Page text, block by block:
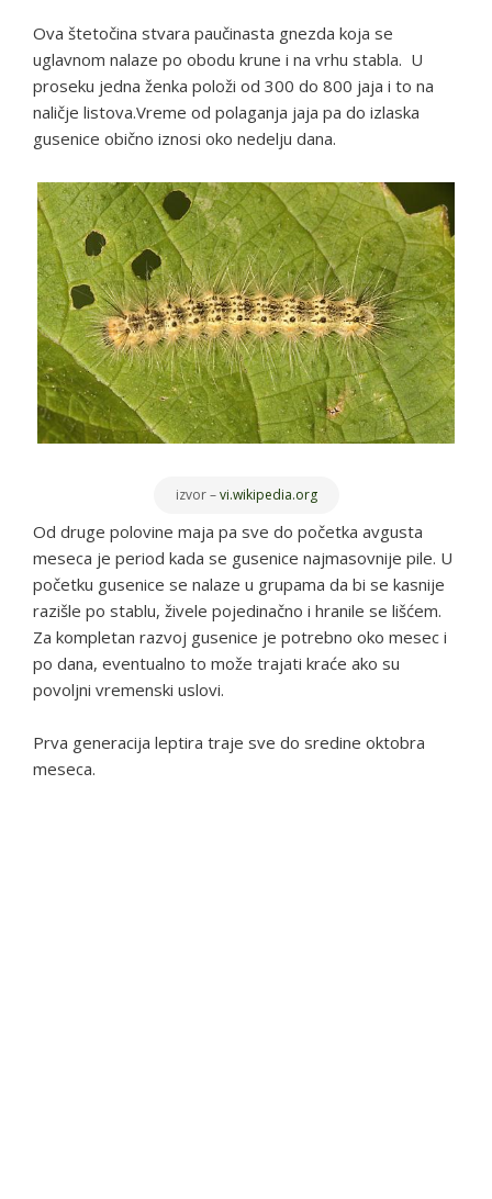
Ova štetočina stvara paučinasta gnezda koja se
uglavnom nalaze po obodu krune i na vrhu stabla. U
proseku jedna ženka položi od 300 do 800 jaja i to na
naličje listova.Vreme od polaganja jaja pa do izlaska
gusenice obično iznosi oko nedelju dana.
izvor –vi.wikipedia.org
Od druge polovine maja pa sve do početka avgusta
meseca je period kada se gusenice najmasovnije pile. U
početku gusenice se nalaze u grupama da bi se kasnije
razišle po stablu, živele pojedinačno i hranile se lišćem.
Za kompletan razvoj gusenice je potrebno oko mesec i
po dana, eventualno to može trajati kraće ako su
povoljni vremenski uslovi.
Prva generacija leptira traje sve do sredine oktobra
meseca.